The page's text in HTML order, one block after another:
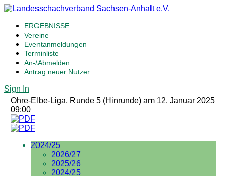
ERGEBNISSE
Vereine
Eventanmeldungen
Terminliste
An-/Abmelden
Antrag neuer Nutzer
Sign In
Ohre-Elbe-Liga, Runde 5 (Hinrunde) am 12. Januar 2025
09:00
2024/25
2026/27
2025/26
2024/25